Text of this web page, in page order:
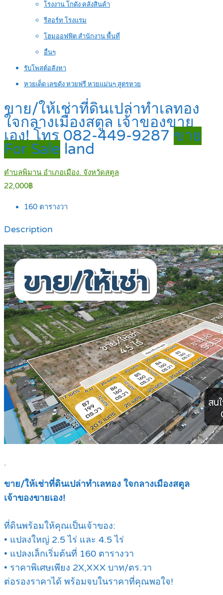
โรงงาน โกดัง คลังสินค้า
รีสอร์ท โรงแรม
โฮมออฟฟิต สำนักงาน พื้นที่
อื่นๆ
รับโพสต์อสังหา
หวยเด็ด เลขดัง หวยฟรี หวยแม่นๆ สูตรหวย
ขาย/ให้เช่าที่ดินเปล่าทำเลทอง
ใจกลางเมืองสตูล เจ้าของขาย
เอง! โทร 082-449-9287 ขาย
For Sale land
ตำบลพิมาน อำเภอเมือง. จังหวัดสตูล
22,000฿
160 ตารางวา
Description
.
ขาย/ให้เช่าที่ดินเปล่าทำเลทอง ใจกลางเมืองสตูล
เจ้าของขายเอง!
ที่ดินพร้อมให้คุณเป็นเจ้าของ:
• แปลงใหญ่ 2.5 ไร่ และ 4.5 ไร่
• แปลงเล็กเริ่มต้นที่ 160 ตารางวา
• ราคาพิเศษเพียง 2X,XXX บาท/ตร.วา
ต่อรองราคาได้ พร้อมจบในราคาที่คุณพอใจ!